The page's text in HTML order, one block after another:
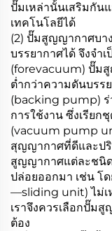
ปั๊มเหล่านั้นเสริมกัน
เทคโนโลยีได้
(2) ปั๊มสูญญากาศบา
บรรยากาศได้ จึงจ
(forevacuum) ปั๊ม
ต่ำกว่าความดันบรร
(backing pump) ร่
การใช้งาน ซึ่งเรีย
(vacuum pump
สุญญากาศที่ดีและปริ
สูญญากาศแต่ละชนิ
ปล่อยออกมา เช่น โ
—sliding unit) ไม่เ
เราจึงควรเลือกปั๊ม
ต้อง